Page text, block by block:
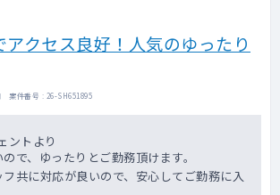
クセス良好！人気のゆったり
案件番号 : 26-SH651895
ントより
で、ゆったりとご勤務頂けます。
共に対応が良いので、安心してご勤務に入